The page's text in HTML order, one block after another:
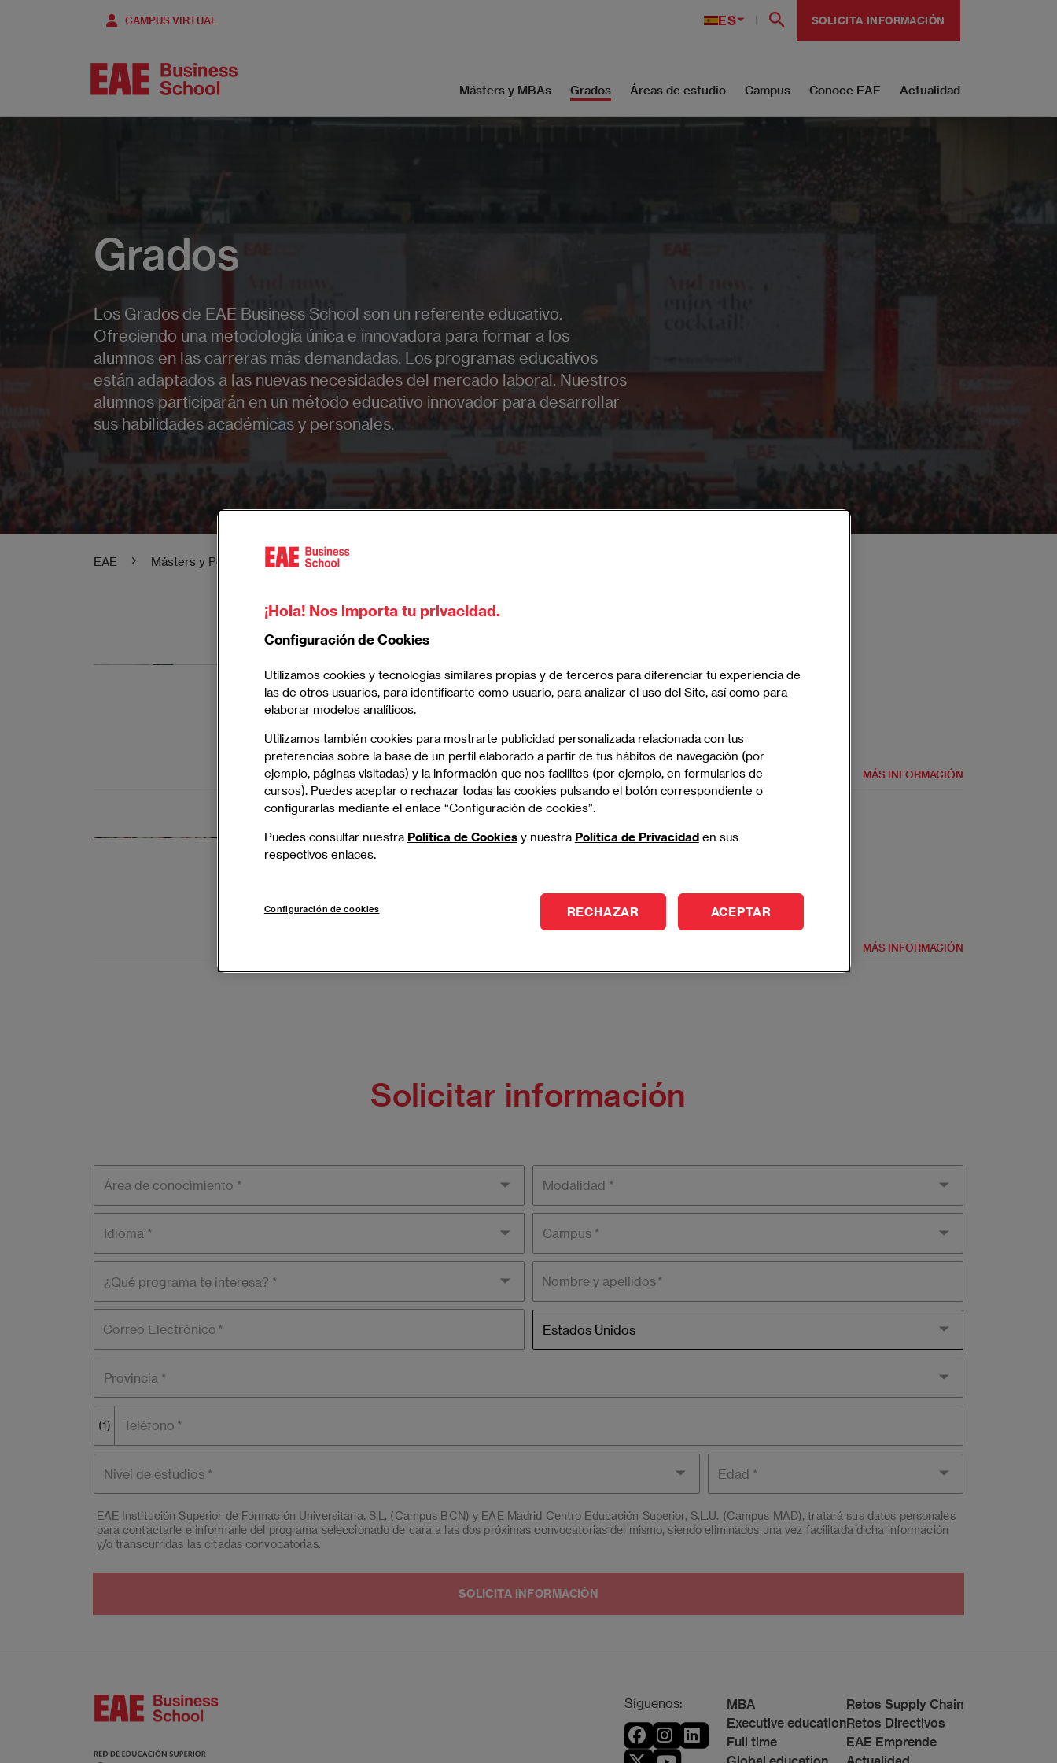
CAMPUS VIRTUAL ES SOLICITA INFORMACIÓN
Másters y MBAs Grados Áreas de estudio Campus Conoce EAE Actualidad
Grados
Los Grados de EAE Business School son un referente educativo.
Ofreciendo una metodología única e innovadora para formar a los
alumnos en las carreras más demandadas. Los programas educativos
están adaptados a las nuevas necesidades del mercado laboral. Nuestros
alumnos participarán en un método educativo innovador para desarrollar
sus habilidades académicas y personales.
EAE Másters y Posgrados EAE Grados
Grado ADE
Estudia administración de empresas con una formación práctica y global
para un futuro profesional exitoso.
BARCELONA - MADRID
Full Time
Español - Inglés
MÁS INFORMACIÓN
Grado en Marketing y Comunicación Digital
MÁS INFORMACIÓN
Solicitar información
conocimiento
programa
te
interesa?
Nombre y apellidos
Correo Electrónico Estados Unidos
Provincia *
(1) Teléfono
estudios
EAE Institución Superior de Formación Universitaria, S.L. (Campus BCN) y EAE Madrid Centro Educación Superior, S.L.U. (Campus MAD), tratará sus datos personales
para contactarle e informarle del programa seleccionado de cara a las dos próximas convocatorias del mismo, siendo eliminados una vez facilitada dicha información
y/o transcurridas las citadas convocatorias.
Ud. podrá ejercer los derechos de acceso, supresión, rectificación, oposición, limitación y portabilidad, mediante carta a EAE Institución Superior de Formación
Universitaria, S.L. (Campus BCN) y EAE Madrid Centro Educación Superior, S.L.U. (Campus MAD) - Apartado de Correos 221 de Barcelona, o remitiendo un email a
. Asimismo, cuando lo considere oportuno podrá presentar una reclamación ante la Agencia Española de protección de datos.
Síguenos:
MBA
Executive education
Full time
Retos Supply Chain
Retos Directivos
EAE Emprende
¡Hola! Nos importa tu privacidad.
Configuración de Cookies
Utilizamos cookies y tecnologías similares propias y de terceros para diferenciar tu experiencia de
las de otros usuarios, para identificarte como usuario, para analizar el uso del Site, así como para
elaborar modelos analíticos.
Utilizamos también cookies para mostrarte publicidad personalizada relacionada con tus
preferencias sobre la base de un perfil elaborado a partir de tus hábitos de navegación (por
ejemplo, páginas visitadas) y la información que nos facilites (por ejemplo, en formularios de
cursos). Puedes aceptar o rechazar todas las cookies pulsando el botón correspondiente o
configurarlas mediante el enlace “Configuración de cookies”.
Puedes consultar nuestra Política de Cookiesy nuestra Política de Privacidaden sus
respectivos enlaces.
Configuración de cookies RECHAZAR ACEPTAR